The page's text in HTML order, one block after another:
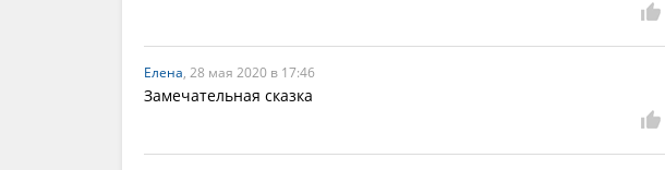
Елена, 28 мая 2020 в 17:46
Замечательная сказка